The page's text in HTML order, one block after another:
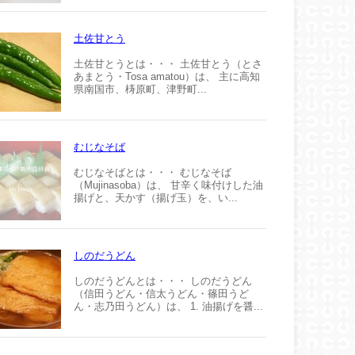
土佐甘とう
土佐甘とうとは・・・ 土佐甘とう（とさ
あまとう・Tosa amatou）は、 主に高知
県南国市、梼原町、津野町...
むじなそば
むじなそばとは・・・ むじなそば
（Mujinasoba）は、 甘辛く味付けした油
揚げと、天かす（揚げ玉）を、い...
しのだうどん
しのだうどんとは・・・ しのだうどん
（信田うどん・信太うどん・篠田うど
ん・志乃田うどん）は、 1. 油揚げを醤...